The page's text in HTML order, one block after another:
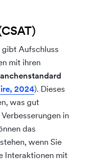
gibt Aufschluss
mit ihren
2024). Dieses
was gut
in
das
wenn Sie
Interaktionen mit